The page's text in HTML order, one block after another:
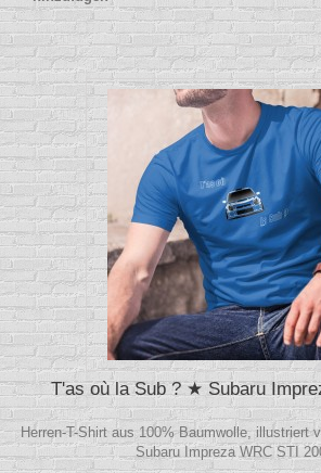
T'as où la Sub ? ★ Subaru
Herren-T-Shirt aus 100% Baumwolle, illustriert
Subaru Impreza WRC STI